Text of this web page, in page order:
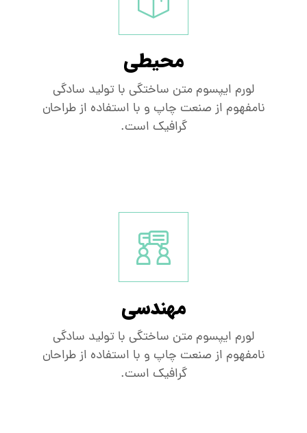
محیطی
لورم ایپسوم متن ساختگی با تولید سادگی
نامفهوم از صنعت چاپ و با استفاده از طراحان
گرافیک است.
مهندسی
لورم ایپسوم متن ساختگی با تولید سادگی
نامفهوم از صنعت چاپ و با استفاده از طراحان
گرافیک است.